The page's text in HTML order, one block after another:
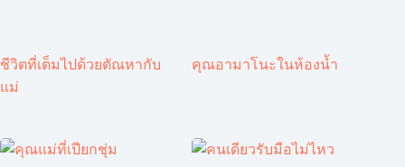
ชีวิตที่เต็มไปด้วยตัณหากับ
แม่
คุณอามาโนะในห้องน้ำ